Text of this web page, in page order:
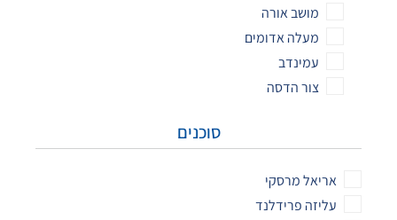
מושב אורה
מעלה אדומים
עמינדב
צור הדסה
סוכנים
אריאל מרסקי
עליזה פרידלנד